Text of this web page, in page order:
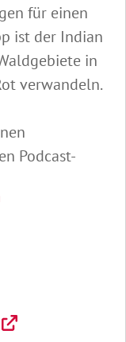
für einen
ist der Indian
in
verwandeln.
Podcast-